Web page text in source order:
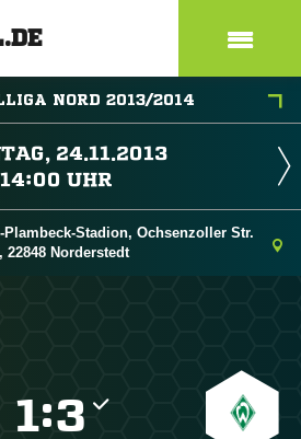
NORD 2013/2014

 
Plambeck-Stadion, Ochsenzoller Str.
22848 Norderstedt
: